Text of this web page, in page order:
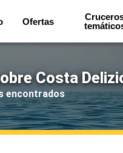
Ofertas
Costa
encontrados